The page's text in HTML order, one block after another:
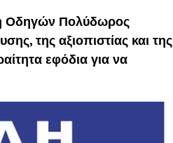
Οδηγών Πολύδωρος
της αξιοπιστίας και της
εφόδια για να